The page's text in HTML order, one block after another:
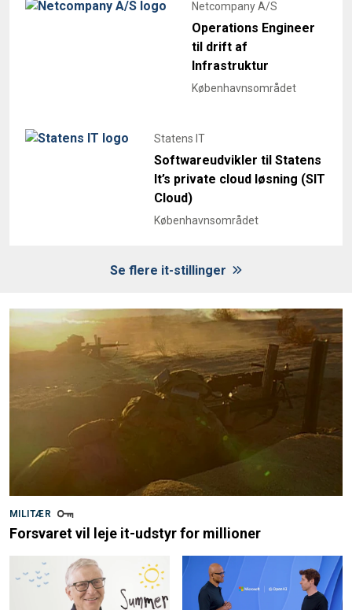
Netcompany A/S
Operations Engineer
til drift af
Infrastruktur
Københavnsområdet
Statens IT
Softwareudvikler til Statens
It’s private cloud løsning (SIT
Cloud)
Københavnsområdet
Se flere it-stillinger
MILITÆR
Forsvaret vil leje it-udstyr for millioner